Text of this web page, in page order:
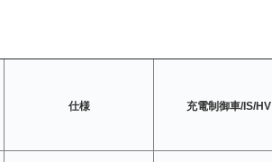
仕様 充電制御車/IS/HV